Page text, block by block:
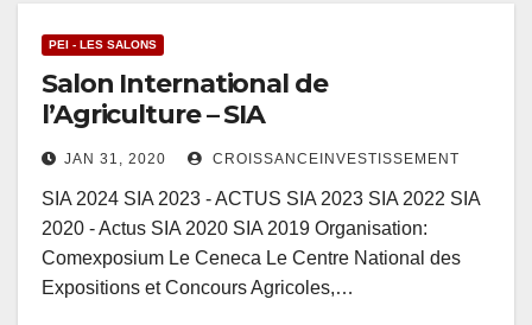
PEI - LES SALONS
Salon International de
l’Agriculture – SIA
JAN 31, 2020 CROISSANCEINVESTISSEMENT
SIA 2024 SIA 2023 - ACTUS SIA 2023 SIA 2022 SIA
2020 - Actus SIA 2020 SIA 2019 Organisation:
Comexposium Le Ceneca Le Centre National des
Expositions et Concours Agricoles,…